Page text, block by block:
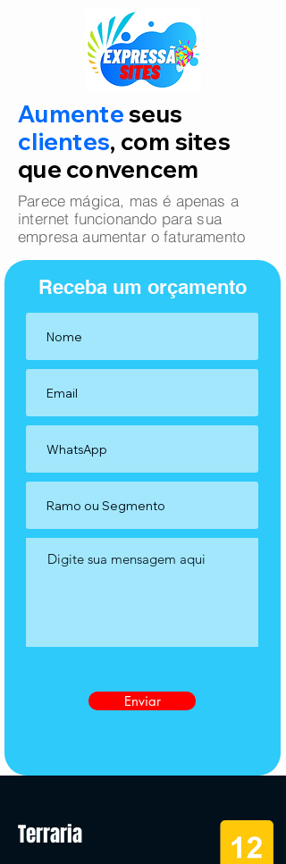
Aumenteseus
clientes, com sites
que convencem
Parece mágica, mas é apenas a
internet funcionando para sua
empresa aumentar o faturamento
Receba um orçamento
Enviar
Terraria